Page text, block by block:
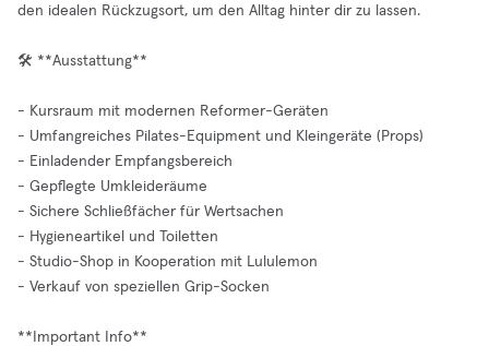
den idealen Rückzugsort, um den Alltag hinter dir zu lassen.
🛠️ **Ausstattung**
- Kursraum mit modernen Reformer-Geräten
- Umfangreiches Pilates-Equipment und Kleingeräte (Props)
- Einladender Empfangsbereich
- Gepflegte Umkleideräume
- Sichere Schließfächer für Wertsachen
- Hygieneartikel und Toiletten
- Studio-Shop in Kooperation mit Lululemon
- Verkauf von speziellen Grip-Socken
**Important Info**